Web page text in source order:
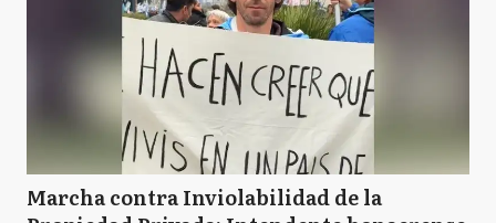
Marcha contra Inviolabilidad de la